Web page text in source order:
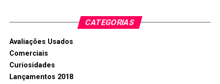
CATEGORIAS
Avaliações Usados
Comerciais
Curiosidades
Lançamentos 2018